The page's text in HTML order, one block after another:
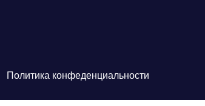
Политика конфеденциальности